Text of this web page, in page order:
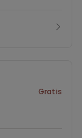
Gratis